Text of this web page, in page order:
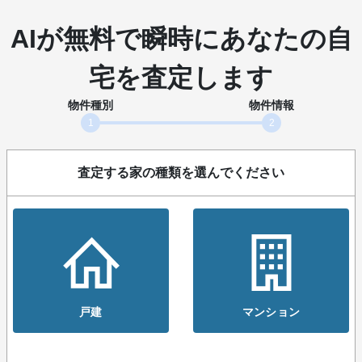
AIが無料で瞬時にあなたの自
宅を査定します
物件種別 物件情報
1 2
査定する家の種類を選んでください
戸建 マンション